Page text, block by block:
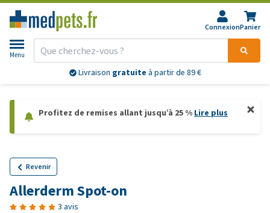
ConnexionPanier
Menu
Livraison gratuite à partir de 89 €
Profitez de remises allant jusqu’à 25 % Lire plus
Revenir
Allerderm Spot-on
3 avis